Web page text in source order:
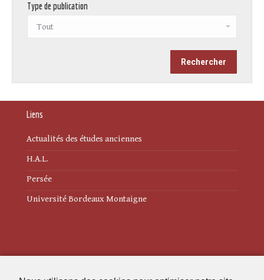
Type de publication
Liens
Actualités des études anciennes
H.A.L.
Persée
Université Bordeaux Montaigne